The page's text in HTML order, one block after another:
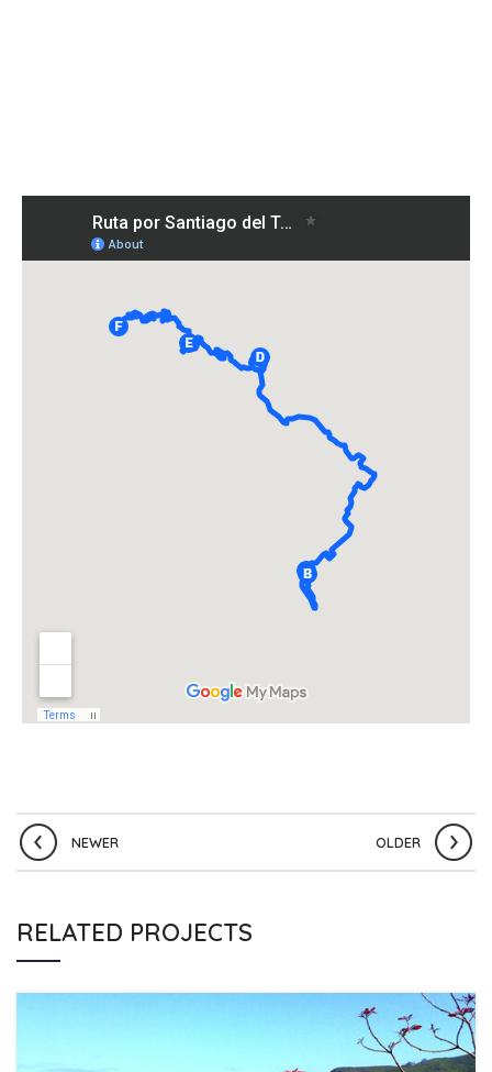
NEWER OLDER
RELATED PROJECTS